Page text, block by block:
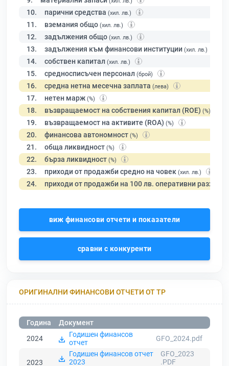
10. парични средства (хил. лв.)
11. вземания общо (хил. лв.)
12. задължения общо (хил. лв.)
13. задължения към финансови институции (хил. лв.)
14. собствен капитал (хил. лв.)
15. средносписъчен персонал (брой)
16. средна нетна месечна заплата (лева)
17. нетен марж (%)
18. възвращаемост на собствения капитал (ROE) (%)
19. възвращаемост на активите (ROA) (%)
20. финансова автономност (%)
21. обща ликвидност (%)
22. бърза ликвидност (%)
23. приходи от продажби средно на човек (хил. лв.)
24. приходи от продажби на 100 лв. оперативни разходи
виж финансови отчети и показатели
сравни с конкуренти
ОРИГИНАЛНИ ФИНАНСОВИ ОТЧЕТИ ОТ ТР
Година
Документ
2024
Годишен финансов
отчет
GFO_2024.pdf
2023
Годишен финансов отчет
2023
GFO_2023
.PDF